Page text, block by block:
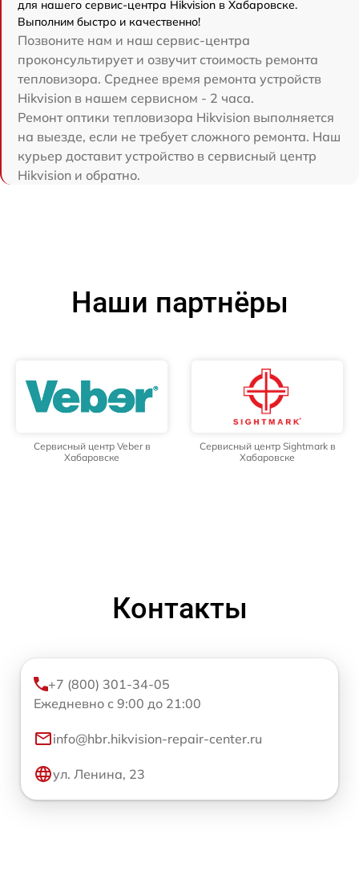
для нашего сервис-центра Hikvision в Хабаровске.
Выполним быстро и качественно!
Позвоните нам и наш сервис-центра
проконсультирует и озвучит стоимость ремонта
тепловизора. Среднее время ремонта устройств
Hikvision в нашем сервисном - 2 часа.
Ремонт оптики тепловизора Hikvision выполняется
на выезде, если не требует сложного ремонта. Наш
курьер доставит устройство в сервисный центр
Hikvision и обратно.
Наши партнёры
Сервисный центр Veber в
Хабаровске
Сервисный центр Sightmark в
Хабаровске
Контакты
+7 (800) 301-34-05
Ежедневно с 9:00 до 21:00
info@hbr.hikvision-repair-center.ru
ул. Ленина, 23